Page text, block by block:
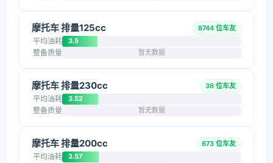
摩托车 排量125cc 8744 位车友
平均油耗 3.5
整备质量 暂无数据
摩托车 排量230cc 36 位车友
平均油耗 3.52
整备质量 暂无数据
摩托车 排量200cc 673 位车友
平均油耗 3.57